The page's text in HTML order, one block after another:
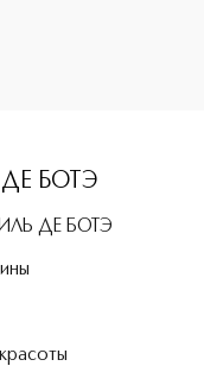
БОТЭ
ДЕ БОТЭ
красоты